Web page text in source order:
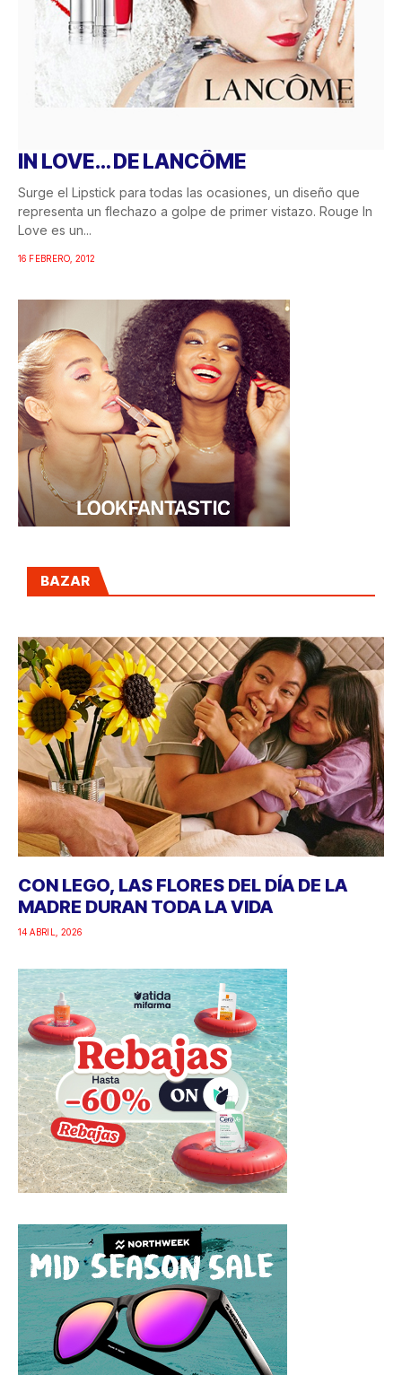
IN LOVE… DE LANCÔME
Surge el Lipstick para todas las ocasiones, un diseño que
representa un flechazo a golpe de primer vistazo. Rouge In
Love es un...
16 FEBRERO, 2012
BAZAR
CON LEGO, LAS FLORES DEL DÍA DE LA
MADRE DURAN TODA LA VIDA
14 ABRIL, 2026